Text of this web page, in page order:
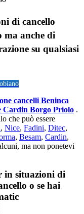
di cancello
ma anche di
su qualsiasi
cancelli Beninca
Cardin Borgo Priolo .
che può essere
, Nice, Fadini, Ditec,
, Besam, Cardin,
ma non ponetevi
in situazioni di
o se hai